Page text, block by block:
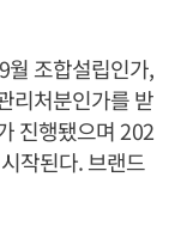
조합설립인가,
리처분인가를 받
진행됐으며 202
작된다. 브랜드